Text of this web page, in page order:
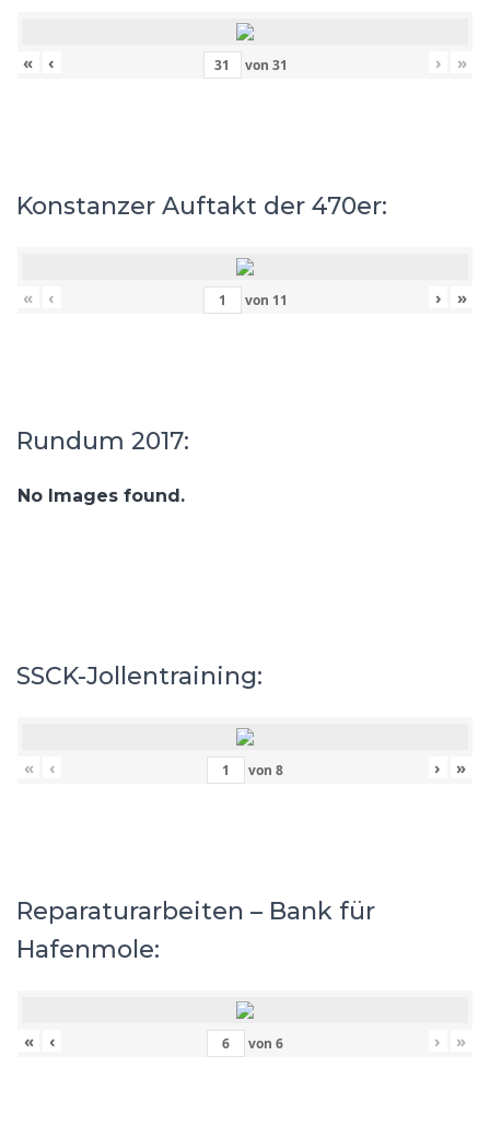
« ‹ von 31 › »
Konstanzer Auftakt der 470er:
« ‹ von 11 › »
Rundum 2017:
No Images found.
SSCK-Jollentraining:
« ‹ von 8 › »
Reparaturarbeiten – Bank für
Hafenmole:
« ‹ von 6 › »